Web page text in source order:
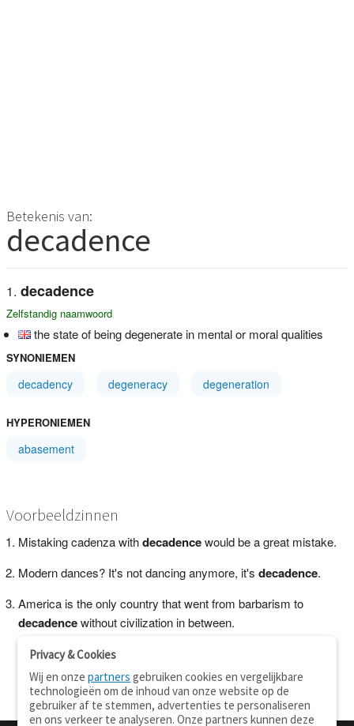
Betekenis van:
decadence
decadence
Zelfstandig naamwoord
the state of being degenerate in mental or moral qualities
SYNONIEMEN
decadency degeneracy degeneration
HYPERONIEMEN
abasement
Voorbeeldzinnen
Mistaking cadenza withdecadencewould be a great mistake.
Modern dances? It's not dancing anymore, it's decadence.
America is the only country that went from barbarism to
decadencewithout civilization in between.
Privacy & Cookies
Wij en onzepartners gebruiken cookies en vergelijkbare
technologieën om de inhoud van onze website op de
gebruiker af te stemmen, advertenties te personaliseren
en ons verkeer te analyseren. Onze partners kunnen deze